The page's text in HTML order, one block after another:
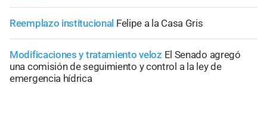
Reemplazo institucional Felipe a la Casa Gris
Modificaciones y tratamiento veloz El Senado agregó
una comisión de seguimiento y control a la ley de
emergencia hídrica